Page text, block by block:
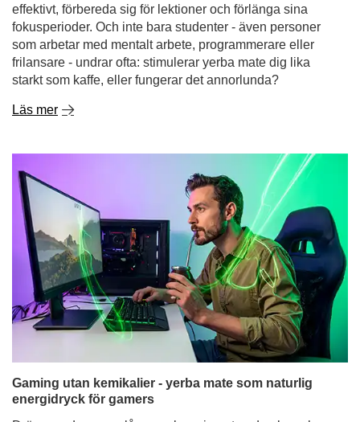
Läs mer
Gaming utan kemikalier - yerba mate som naturlig
energidryck för gamers
Drömmer du om en lång spelsession utan den krasch
som följer efter en sockerhaltig energidryck eller den
nervösa känslan efter ännu en kopp kaffe? Allt fler
spelare upptäcker att hemligheten bakom stabil energi,
skarpare reflexer och bättre fokus ligger i de torkade